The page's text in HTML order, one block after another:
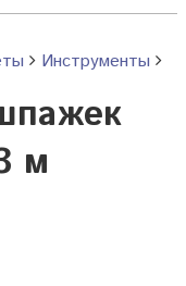
Инструменты
м